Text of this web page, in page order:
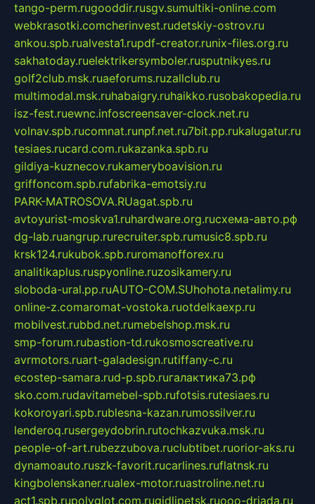
tango-perm.rugooddir.rusgv.sumultiki-online.com
webkrasotki.comcherinvest.rudetskiy-ostrov.ru
ankou.spb.rualvesta1.rupdf-creator.runix-files.org.ru
sakhatoday.ruelektrikersymboler.rusputnikyes.ru
golf2club.msk.ruaeforums.ruzallclub.ru
multimodal.msk.ruhabaigry.ruhaikko.rusobakopedia.ru
isz-fest.ruewnc.infoscreensaver-clock.net.ru
volnav.spb.rucomnat.runpf.net.ru7bit.pp.rukalugatur.ru
tesiaes.rucard.com.rukazanka.spb.ru
gildiya-kuznecov.rukameryboavision.ru
griffoncom.spb.rufabrika-emotsiy.ru
PARK-MATROSOVA.RUagat.spb.ru
avtoyurist-moskva1.ruhardware.org.ruсхема-авто.рф
dg-lab.ruangrup.rurecruiter.spb.rumusic8.spb.ru
krsk124.rukubok.spb.ruromanofforex.ru
analitikaplus.ruspyonline.ruzosikamery.ru
sloboda-ural.pp.ruAUTO-COM.SUhohota.netalimy.ru
online-z.comaromat-vostoka.ruotdelkaexp.ru
mobilvest.rubbd.net.rumebelshop.msk.ru
smp-forum.rubastion-td.rukosmoscreative.ru
avrmotors.ruart-galadesign.rutiffany-c.ru
ecostep-samara.rud-p.spb.ruгалактика73.рф
sko.com.rudavitamebel-spb.rufotsis.rutesiaes.ru
kokoroyari.spb.rublesna-kazan.rumossilver.ru
lenderoq.rusergeydobrin.rutochkazvuka.msk.ru
people-of-art.rubezzubova.ruclubtibet.ruorior-aks.ru
dynamoauto.ruszk-favorit.rucarlines.ruflatnsk.ru
kingbolenskaner.rualex-motor.ruastroline.net.ru
act1.spb.rupolyglot.com.rugidlipetsk.ruooo-driada.ru